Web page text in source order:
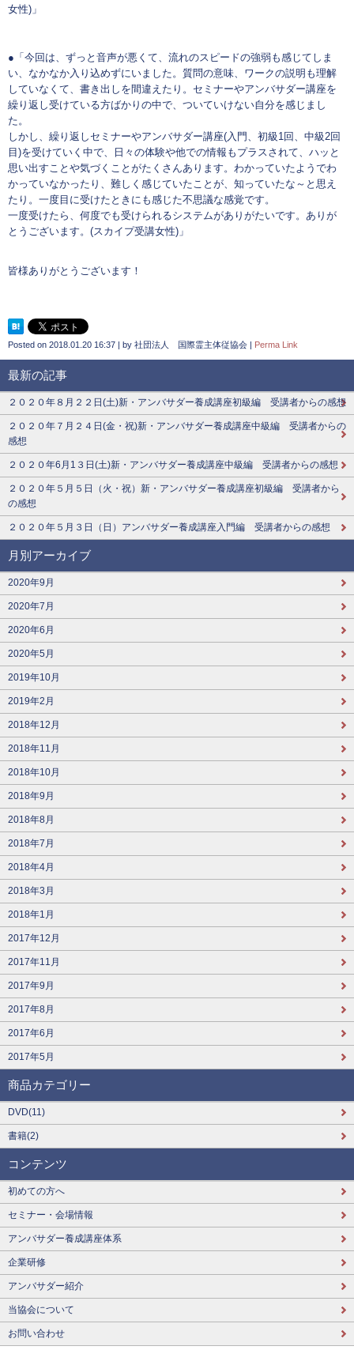
女性)」
●「今回は、ずっと音声が悪くて、流れのスピードの強弱も感じてしま
い、なかなか入り込めずにいました。質問の意味、ワークの説明も理解
していなくて、書き出しを間違えたり。セミナーやアンバサダー講座を
繰り返し受けている方ばかりの中で、ついていけない自分を感じまし
た。
しかし、繰り返しセミナーやアンバサダー講座(入門、初級1回、中級2回
目)を受けていく中で、日々の体験や他での情報もプラスされて、ハッと
思い出すことや気づくことがたくさんあります。わかっていたようでわ
かっていなかったり、難しく感じていたことが、知っていたな～と思え
たり。一度目に受けたときにも感じた不思議な感覚です。
一度受けたら、何度でも受けられるシステムがありがたいです。ありが
とうございます。(スカイプ受講女性)」
皆様ありがとうございます！
Posted on 2018.01.20 16:37 | by 社団法人 国際霊主体従協会 | Perma Link
最新の記事
２０２０年８月２２日(土)新・アンバサダー養成講座初級編 受講者からの感想
２０２０年７月２４日(金・祝)新・アンバサダー養成講座中級編 受講者からの
感想
２０２０年6月1３日(土)新・アンバサダー養成講座中級編 受講者からの感想
２０２０年５月５日（火・祝）新・アンバサダー養成講座初級編 受講者から
の感想
２０２０年５月３日（日）アンバサダー養成講座入門編 受講者からの感想
月別アーカイブ
2020年9月
2020年7月
2020年6月
2020年5月
2019年10月
2019年2月
2018年12月
2018年11月
2018年10月
2018年9月
2018年8月
2018年7月
2018年4月
2018年3月
2018年1月
2017年12月
2017年11月
2017年9月
2017年8月
2017年6月
2017年5月
商品カテゴリー
DVD(11)
書籍(2)
コンテンツ
初めての方へ
セミナー・会場情報
アンバサダー養成講座体系
企業研修
アンバサダー紹介
当協会について
お問い合わせ